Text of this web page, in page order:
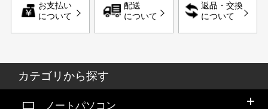
お支払い
について
配送
について
返品・交換
について
カテゴリから探す
ノートパソコン